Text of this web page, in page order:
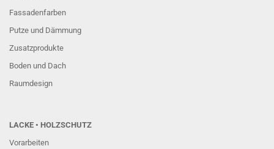
Fassadenfarben
Putze und Dämmung
Zusatzprodukte
Boden und Dach
Raumdesign
LACKE • HOLZSCHUTZ
Vorarbeiten